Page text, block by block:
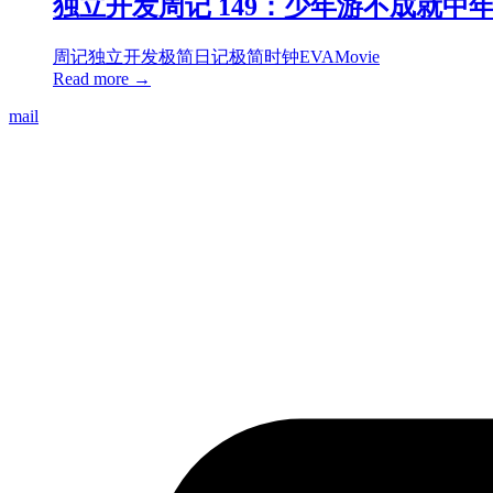
独立开发周记 149：少年游不成就中
周记独立开发极简日记极简时钟EVAMovie
Read more →
mail